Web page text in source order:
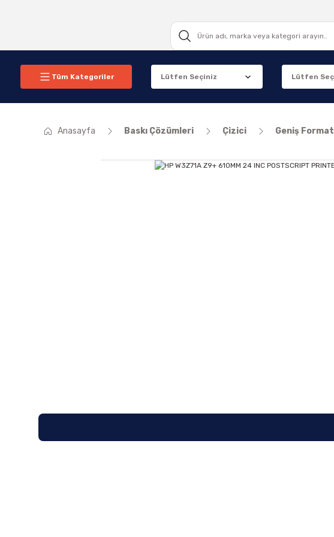
Tüm Kategoriler
Anasayfa Baskı Çözümleri Çizici Geniş Format